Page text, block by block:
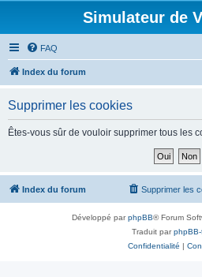
Simulateur de
FAQ
Index du forum
Supprimer les cookies
Êtes-vous sûr de vouloir supprimer tous les
Index du forum Supprimer les
Développé parphpBB® Forum
Traduit parphpBB-
Confidentialité |